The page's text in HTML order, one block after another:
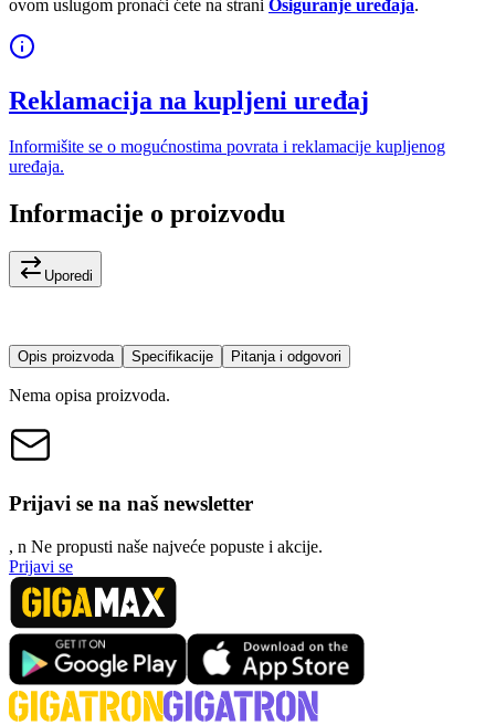
ovom uslugom pronaći ćete na strani Osiguranje uređaja.
Reklamacija na kupljeni uređaj
Informišite se o mogućnostima povrata i reklamacije kupljenog
uređaja.
Informacije o proizvodu
Uporedi
Opis proizvoda Specifikacije Pitanja i odgovori
Nema opisa proizvoda.
Prijavi se na naš newsletter
, n Ne propusti naše najveće popuste i akcije.
Prijavi se